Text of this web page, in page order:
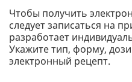
Чтобы получить
следует записаться на
разработает
Укажите тип, форму,
электронный рецепт.